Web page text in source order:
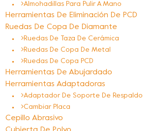
Almohadillas Para Pulir A Mano
Herramientas De Eliminación De PCD
Ruedas De Copa De Diamante
Ruedas De Taza De Cerámica
Ruedas De Copa De Metal
Ruedas De Copa PCD
Herramientas De Abujardado
Herramientas Adaptadoras
Adaptador De Soporte De Respaldo
Cambiar Placa
Cepillo Abrasivo